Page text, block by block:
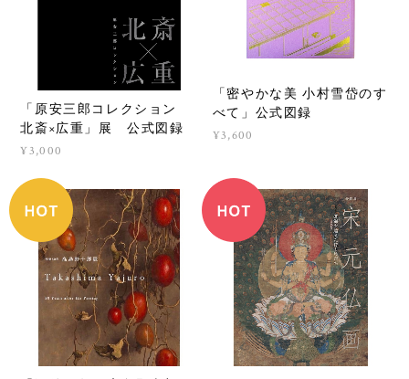
「原安三郎コレクション
北斎×広重」展 公式図録
¥3,000
「密やかな美 小村雪岱のす
べて」公式図録
¥3,600